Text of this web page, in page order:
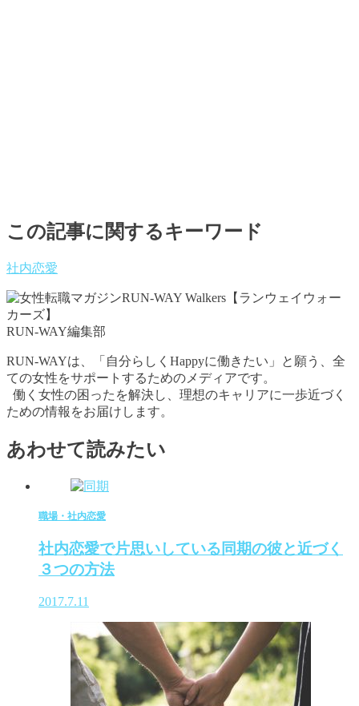
この記事に関するキーワード
社内恋愛
RUN-WAY編集部
RUN-WAYは、「自分らしくHappyに働きたい」と願う、全
ての女性をサポートするためのメディアです。
働く女性の困ったを解決し、理想のキャリアに一歩近づく
ための情報をお届けします。
あわせて読みたい
職場・社内恋愛
社内恋愛で片思いしている同期の彼と近づく
３つの方法
2017.7.11